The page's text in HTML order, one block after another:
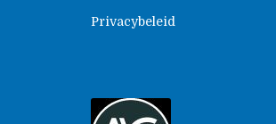
Privacybeleid